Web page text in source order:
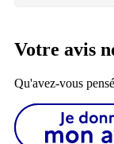
Votre avis
Qu'avez-vous